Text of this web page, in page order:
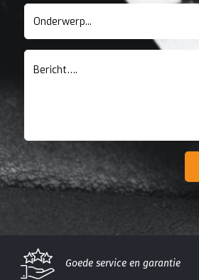
Goede service en garantie